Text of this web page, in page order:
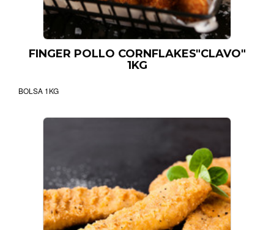
FINGER POLLO CORNFLAKES"CLAVO"
1KG
BOLSA 1KG